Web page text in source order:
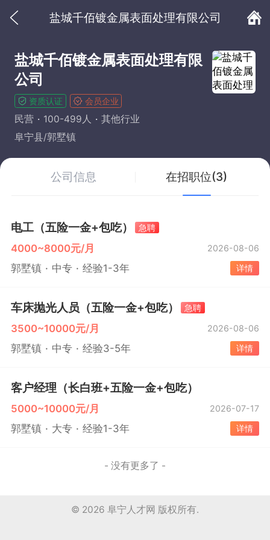
盐城千佰镀金属表面处理有限公司
盐城千佰镀金属表面处理有限
公司
资质认证 会员企业
民营 100-499人
其他行业
阜宁县/郭墅镇
公司信息 在招职位(3)
电工（五险一金+包吃） 急聘
4000~8000元/月 2026-08-06
郭墅镇 中专 经验1-3年 详情
车床抛光人员（五险一金+包吃） 急聘
3500~10000元/月 2026-08-06
郭墅镇 中专 经验3-5年 详情
客户经理（长白班+五险一金+包吃）
5000~10000元/月 2026-07-17
郭墅镇 大专 经验1-3年 详情
- 没有更多了 -
© 2026 阜宁人才网 版权所有.